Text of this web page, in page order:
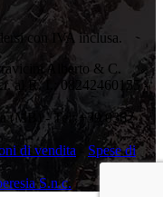
con IVA inclusa.
Alberto & C.
al R. I.: 08242460155 -
(MB) - Tel: +39 0362
di vendita
Spese di
S.n.c.